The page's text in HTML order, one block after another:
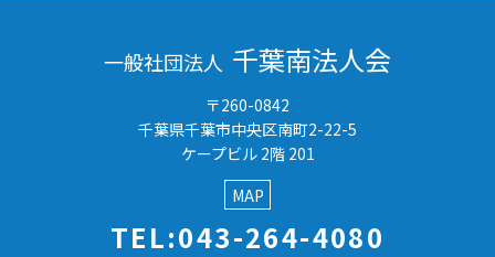
一般社団法人 千葉南法人会
〒260-0842
千葉県千葉市中央区南町2-22-5
ケープビル 2階 201
MAP
TEL:043-264-4080